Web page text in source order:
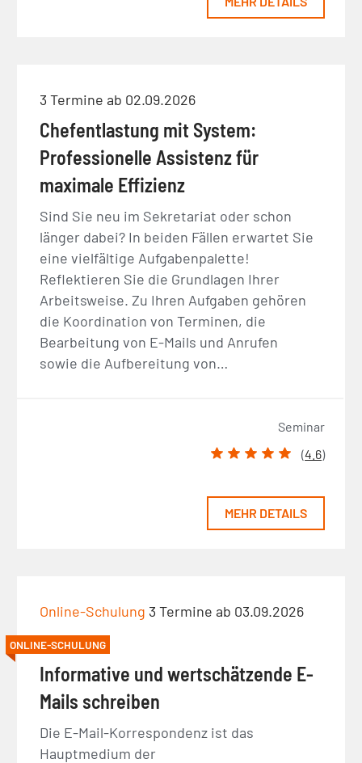
3 Termine ab 02.09.2026
Chefentlastung mit System:
Professionelle Assistenz für
maximale Effizienz
Sind Sie neu im Sekretariat oder schon
länger dabei? In beiden Fällen erwartet Sie
eine vielfältige Aufgabenpalette!
Reflektieren Sie die Grundlagen Ihrer
Arbeitsweise. Zu Ihren Aufgaben gehören
die Koordination von Terminen, die
Bearbeitung von E-Mails und Anrufen
sowie die Aufbereitung von…
Seminar
(4.6)
MEHR DETAILS
Online-Schulung 3 Termine ab 03.09.2026
ONLINE-SCHULUNG
Informative und wertschätzende E-
Mails schreiben
Die E-Mail-Korrespondenz ist das
Hauptmedium der